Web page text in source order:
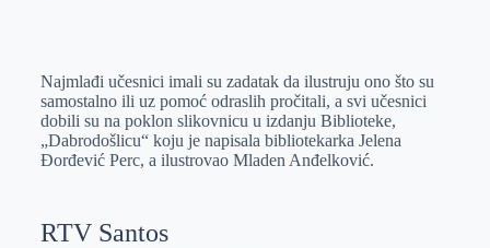
Najmlađi učesnici imali su zadatak da ilustruju ono što su
samostalno ili uz pomoć odraslih pročitali, a svi učesnici
dobili su na poklon slikovnicu u izdanju Biblioteke,
„Dabrodošlicu“ koju je napisala bibliotekarka Jelena
Đorđević Perc, a ilustrovao Mladen Anđelković.
RTV Santos